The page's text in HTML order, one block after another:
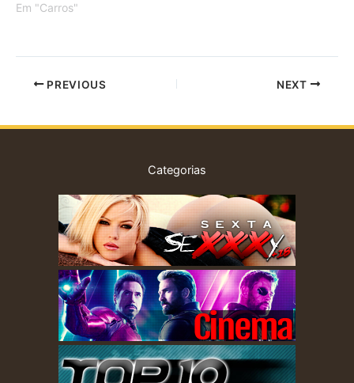
Em "Carros"
PREVIOUS NEXT
Categorias